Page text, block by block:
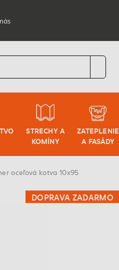
STRECHY A
KOMÍNY
ZATEPLENIE
A FASÁDY
oceľová kotva 10x95
DOPRAVA ZADARMO